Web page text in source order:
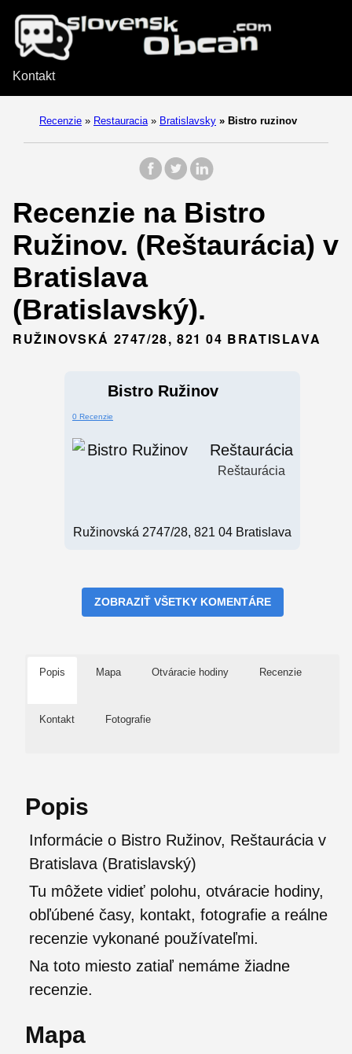
Kontakt
Recenzie » Restauracia » Bratislavsky » Bistro ruzinov
Recenzie na Bistro
Ružinov. (Reštaurácia) v
Bratislava
(Bratislavský).
RUŽINOVSKÁ 2747/28, 821 04 BRATISLAVA
Bistro Ružinov
0 Recenzie
Reštaurácia
Reštaurácia
Ružinovská 2747/28, 821 04 Bratislava
ZOBRAZIŤ VŠETKY KOMENTÁRE
Popis Mapa Otváracie hodiny Recenzie
Kontakt Fotografie
Popis
Informácie o Bistro Ružinov, Reštaurácia v
Bratislava (Bratislavský)
Tu môžete vidieť polohu, otváracie hodiny,
obľúbené časy, kontakt, fotografie a reálne
recenzie vykonané používateľmi.
Na toto miesto zatiaľ nemáme žiadne
recenzie.
Mapa